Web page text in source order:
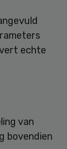
echte
van
bovendien